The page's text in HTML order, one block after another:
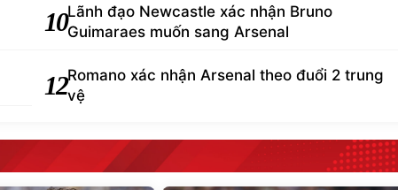
10Lãnh đạo Newcastle xác nhận Bruno
Guimaraes muốn sang Arsenal
12Romano xác nhận Arsenal theo đuổi 2 trung
vệ